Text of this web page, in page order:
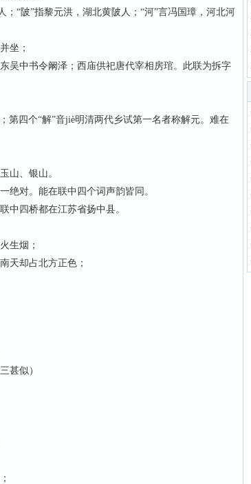
“陂”指黎元洪，湖北黄陂人；“河”言冯国璋，河北河
坐；
中书令阚泽；西庙供祀唐代宰相房琯。此联为拆字
四个“解”音jiè明清两代乡试第一名者称解元。难在
、银山。
对。能在联中四个词声韵皆同。
四桥都在江苏省扬中县。
生烟；
却占北方正色；
甚似）